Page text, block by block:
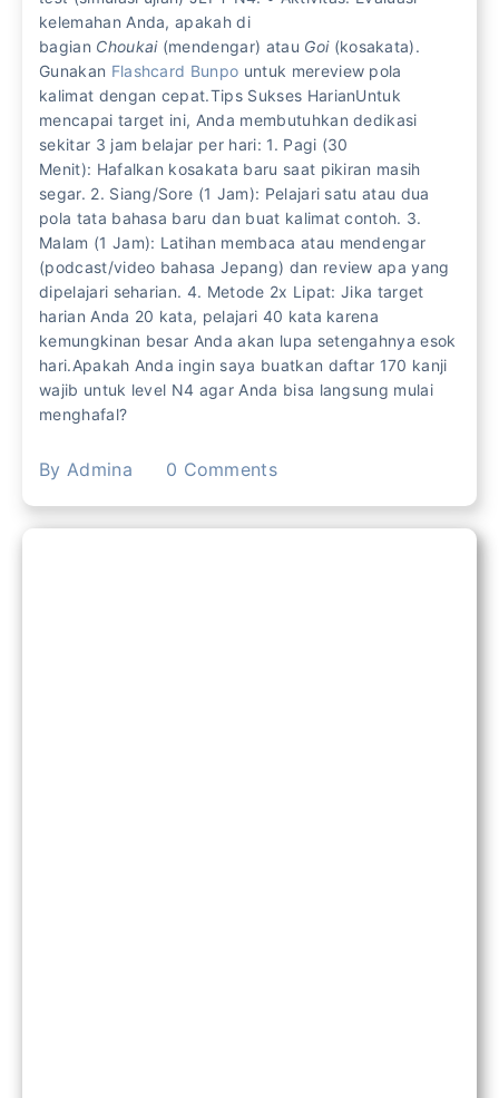
kelemahan Anda, apakah di
bagian Choukai(mendengar) atau Goi(kosakata).
Gunakan Flashcard Bunpo untuk mereview pola
kalimat dengan cepat.Tips Sukses HarianUntuk
mencapai target ini, Anda membutuhkan dedikasi
sekitar 3 jam belajar per hari: 1. Pagi (30
Menit): Hafalkan kosakata baru saat pikiran masih
segar. 2. Siang/Sore (1 Jam): Pelajari satu atau dua
pola tata bahasa baru dan buat kalimat contoh. 3.
Malam (1 Jam): Latihan membaca atau mendengar
(podcast/video bahasa Jepang) dan review apa yang
dipelajari seharian. 4. Metode 2x Lipat: Jika target
harian Anda 20 kata, pelajari 40 kata karena
kemungkinan besar Anda akan lupa setengahnya esok
hari.Apakah Anda ingin saya buatkan daftar 170 kanji
wajib untuk level N4 agar Anda bisa langsung mulai
menghafal?
By Admina 0 Comments